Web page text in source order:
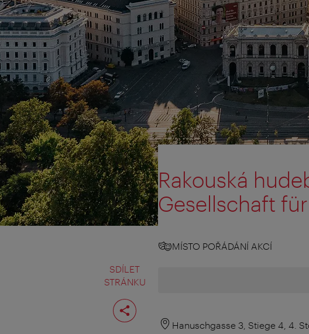
SDÍLET
STRÁNKU
Rozdělit
stranu
Rakouská
Gesellschaft
MÍSTO POŘÁDÁNÍ AKCÍ
Hanuschgasse 3, Stiege 4, 4.